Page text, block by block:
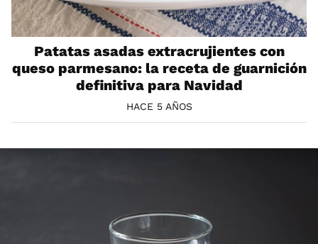
Patatas asadas extracrujientes con
queso parmesano: la receta de guarnición
definitiva para Navidad
HACE 5 AÑOS